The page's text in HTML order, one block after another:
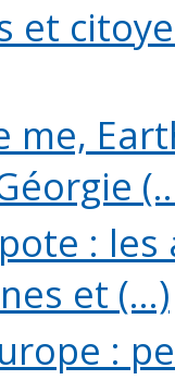
et
me,
:
et (...)
: